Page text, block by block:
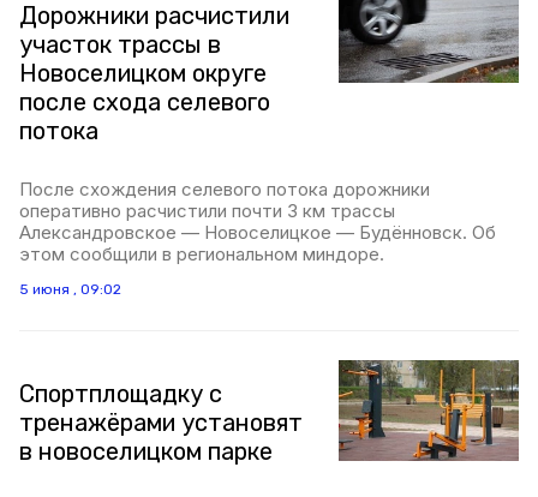
Дорожники расчистили
участок трассы в
Новоселицком округе
после схода селевого
потока
После схождения селевого потока дорожники
оперативно расчистили почти 3 км трассы
Александровское — Новоселицкое — Будённовск. Об
этом сообщили в региональном миндоре.
5 июня , 09:02
Спортплощадку с
тренажёрами установят
в новоселицком парке